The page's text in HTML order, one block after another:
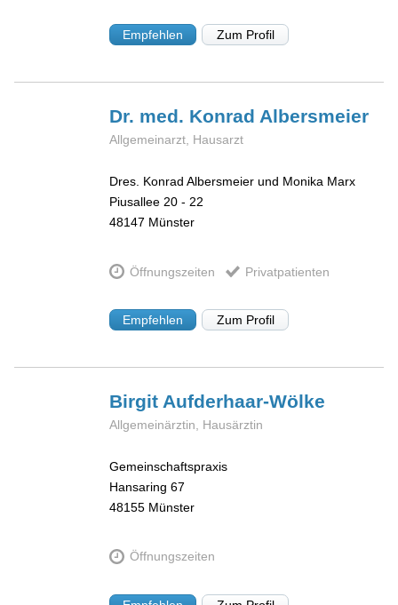
Empfehlen Zum Profil
Dr. med. Konrad Albersmeier
Allgemeinarzt, Hausarzt
Dres. Konrad Albersmeier und Monika Marx
Piusallee 20 - 22
48147 Münster
Öffnungszeiten Privatpatienten
Empfehlen Zum Profil
Birgit Aufderhaar-Wölke
Allgemeinärztin, Hausärztin
Gemeinschaftspraxis
Hansaring 67
48155 Münster
Öffnungszeiten